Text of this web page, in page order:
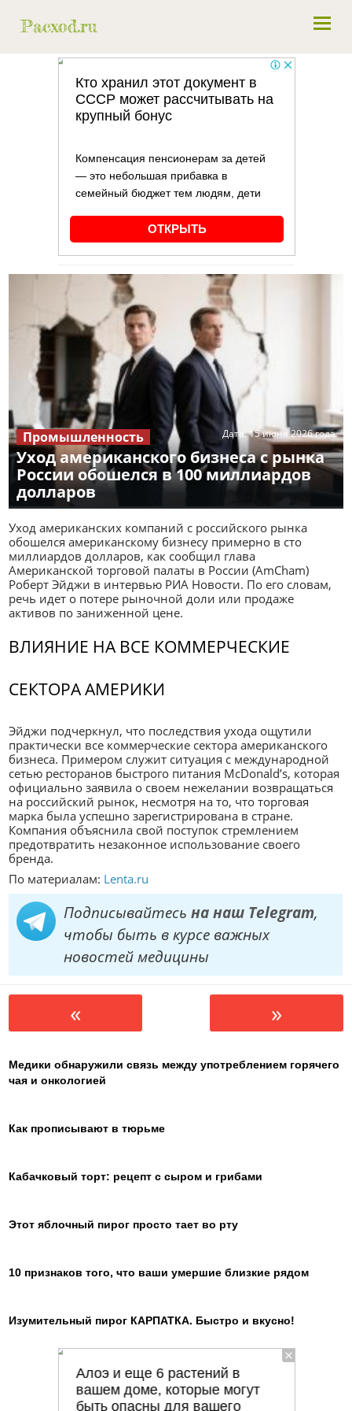
Уход американского бизнеса с рынка
России обошелся в 100 миллиардов
долларов
Дата:15 июня 2026 года
Промышленность
Уход американских компаний с российского рынка
обошелся американскому бизнесу примерно в сто
миллиардов долларов, как сообщил глава
Американской торговой палаты в России (AmCham)
Роберт Эйджи в интервью РИА Новости. По его словам,
речь идет о потере рыночной доли или продаже
активов по заниженной цене.
ВЛИЯНИЕ НА ВСЕ КОММЕРЧЕСКИЕ
СЕКТОРА АМЕРИКИ
Эйджи подчеркнул, что последствия ухода ощутили
практически все коммерческие сектора американского
бизнеса. Примером служит ситуация с международной
сетью ресторанов быстрого питания McDonald’s, которая
официально заявила о своем нежелании возвращаться
на российский рынок, несмотря на то, что торговая
марка была успешно зарегистрирована в стране.
Компания объяснила свой поступок стремлением
предотвратить незаконное использование своего
бренда.
По материалам: Lenta.ru
Подписывайтесьна наш Telegram,
чтобы быть в курсе важных
новостей медицины
« »
Медики обнаружили связь между употреблением горячего
чая и онкологией
Как прописывают в тюрьме
Кабачковый торт: рецепт с сыром и грибами
Этот яблочный пирог просто тает во рту
10 признаков того, что ваши умершие близкие рядом
Изумительный пирог КАРПАТКА. Быстро и вкусно!